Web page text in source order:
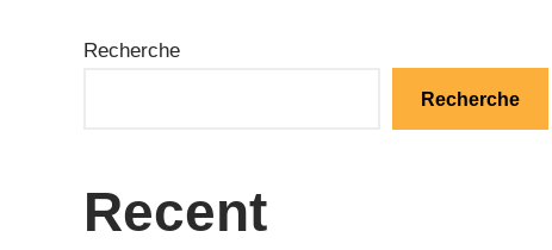
Recherche
Recherche
Recent